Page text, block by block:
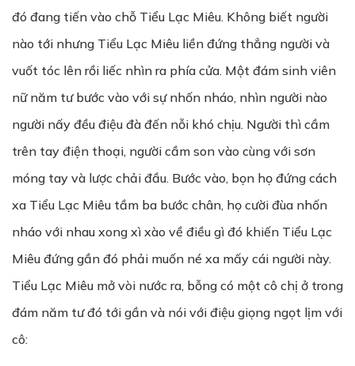
đó đang tiến vào chỗ Tiểu Lạc Miêu. Không biết người
nào tới nhưng Tiểu Lạc Miêu liền đứng thẳng người và
vuốt tóc lên rồi liếc nhìn ra phía cửa. Một đám sinh viên
nữ năm tư bước vào với sự nhốn nháo, nhìn người nào
người nấy đều điệu đà đến nỗi khó chịu. Người thì cầm
trên tay điện thoại, người cầm son vào cùng với sơn
móng tay và lược chải đầu. Bước vào, bọn họ đứng cách
xa Tiểu Lạc Miêu tầm ba bước chân, họ cười đùa nhốn
nháo với nhau xong xì xào về điều gì đó khiến Tiểu Lạc
Miêu đứng gần đó phải muốn né xa mấy cái người này.
Tiểu Lạc Miêu mở vòi nước ra, bỗng có một cô chị ở trong
đám năm tư đó tới gần và nói với điệu giọng ngọt lịm với
cô: